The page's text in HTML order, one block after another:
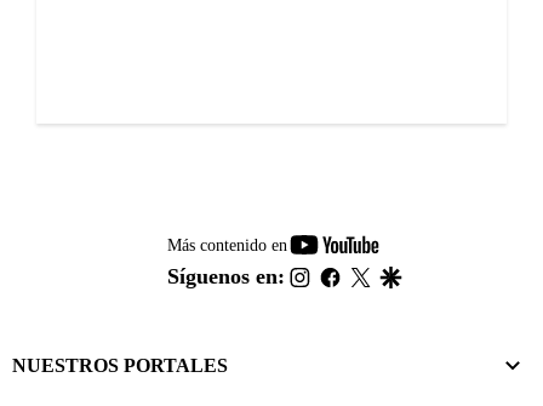
Más contenido en
youtube-
footer
Síguenos en: instagram
facebook
twitter
NUESTROS PORTALES